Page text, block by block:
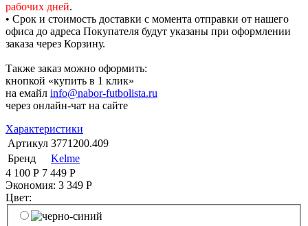
рабочих дней.
• Срок и стоимость доставки с момента отправки от нашего
офиса до адреса Покупателя будут указаны при оформлении
заказа через Корзину.
Также заказ можно оформить:
кнопкой «купить в 1 клик»
на емайл info@nabor-futbolista.ru
через онлайн-чат на сайте
Характеристики
Артикул 3771200.409
Бренд
Kelme
4 100 Р 7 449 Р
Экономия: 3 349 Р
Цвет: